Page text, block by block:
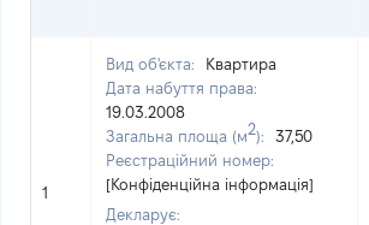
1
Вид об'єкта:
Квартира
Дата набуття права:
19.03.2008
Загальна площа (м2):
37,50
Реєстраційний номер:
[Конфіденційна інформація]
Декларує: